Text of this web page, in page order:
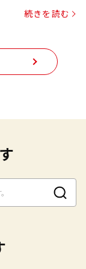
続きを読む